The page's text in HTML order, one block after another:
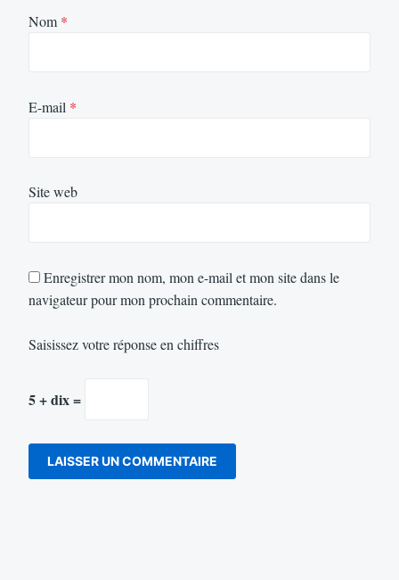
Nom *
E-mail *
Site web
Enregistrer mon nom, mon e-mail et mon site dans le
navigateur pour mon prochain commentaire.
Saisissez votre réponse en chiffres
5 + dix =